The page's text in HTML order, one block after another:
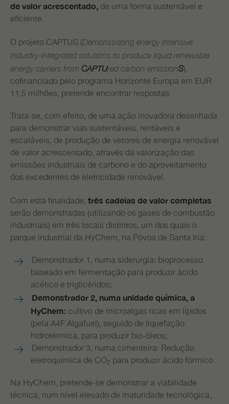
de valor acrescentado, de uma forma sustentável e
eficiente.
O projeto CAPTUS (Demonstrating energy intensive
industry-integrated solutions to produce liquid renewable
energy carriers from CAPTUred carbon emissionS),
cofinanciado pelo programa Horizonte Europa em EUR
11,5 milhões, pretende encontrar respostas.
Trata-se, com efeito, de uma ação inovadora desenhada
para demonstrar vias sustentáveis, rentáveis e
escaláveis, de produção de vetores de energia renovável
de valor acrescentado, através da valorização das
emissões industriais de carbono e do aproveitamento
dos excedentes de eletricidade renovável.
Com esta finalidade, três cadeias de valor completas
serão demonstradas (utilizando os gases de combustão
industriais) em três locais distintos, um dos quais o
parque industrial da HyChem, na Póvoa de Santa Iria:
Demonstrador 1, numa siderurgia: bioprocesso
baseado em fermentação para produzir ácido
acético e triglicéridos;
Demonstrador 2, numa unidade química, a
HyChem: cultivo de microalgas ricas em lípidos
(pela A4F Algafuel), seguido de liquefação
hidrotérmica, para produzir bio-óleos;
Demonstrador 3, numa cimenteira: Redução
eletroquímica de CO2 para produzir ácido fórmico.
Na HyChem, pretende-se demonstrar a viabilidade
técnica, num nível elevado de maturidade tecnológica,